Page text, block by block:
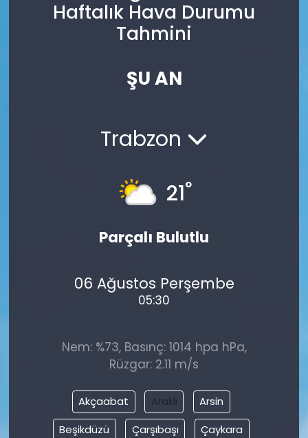
Haftalık Hava Durumu
Tahmini
ŞU AN
Trabzon
21°
Parçalı Bulutlu
06 Ağustos Perşembe
05:30
Nem: %73, Basınç: 1014 hpa hPa,
Rüzgar: 2.11 m/s
Akçaabat Araklı
Arsin
Beşikdüzü
Çarşıbaşı
Çaykara
Son Dakika Haberleri